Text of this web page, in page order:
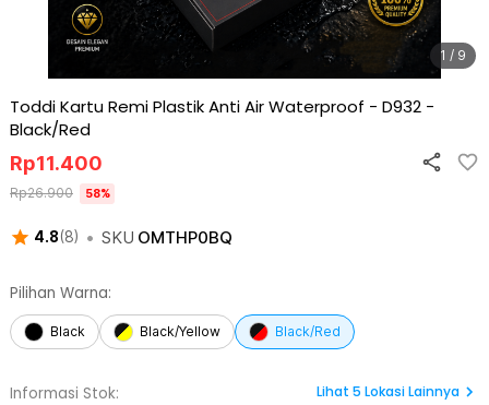
1 / 9
Toddi Kartu Remi Plastik Anti Air Waterproof - D932 -
Black/Red
4.8(8) • SKU OMTHP0BQ
Rp11.400
Rp26.900 58%
Pilihan Warna:
Black Black/Yellow Black/Red
Informasi Stok:
Lihat 5 Lokasi Lainnya